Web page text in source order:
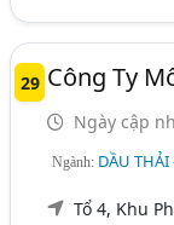
29 Công Ty
Ngày cập
Ngành: DẦU THẢI
Tổ 4, Khu